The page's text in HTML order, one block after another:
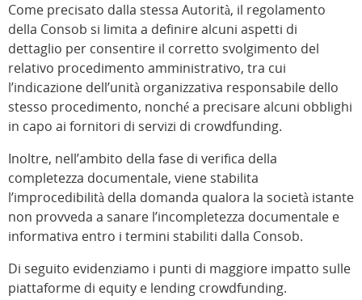
Come precisato dalla stessa Autorità, il regolamento
della Consob si limita a definire alcuni aspetti di
dettaglio per consentire il corretto svolgimento del
relativo procedimento amministrativo, tra cui
l’indicazione dell’unità organizzativa responsabile dello
stesso procedimento, nonché a precisare alcuni obblighi
in capo ai fornitori di servizi di crowdfunding.
Inoltre, nell’ambito della fase di verifica della
completezza documentale, viene stabilita
l’improcedibilità della domanda qualora la società istante
non provveda a sanare l’incompletezza documentale e
informativa entro i termini stabiliti dalla Consob.
Di seguito evidenziamo i punti di maggiore impatto sulle
piattaforme di equity e lending crowdfunding.